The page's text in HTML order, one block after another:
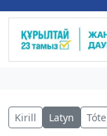
Kirill Latyn Tóte